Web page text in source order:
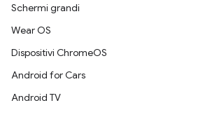
Schermi grandi
Wear OS
Dispositivi ChromeOS
Android for Cars
Android TV